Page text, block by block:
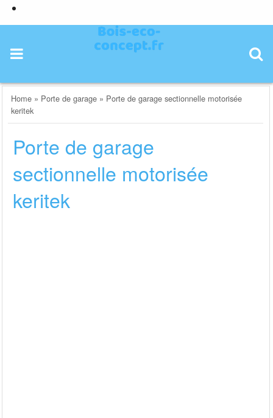
content
Home » Porte de garage » Porte de garage sectionnelle motorisée
keritek
Porte de garage
sectionnelle motorisée
keritek